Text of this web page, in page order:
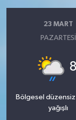
23 MART
PAZARTESI
8
Bölgesel
yağışlı